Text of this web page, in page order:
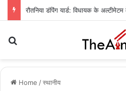
Home /स्थानीय